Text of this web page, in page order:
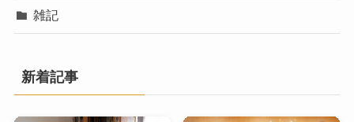
雑記
新着記事